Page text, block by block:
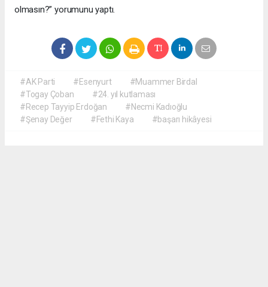
olmasın?” yorumunu yaptı.
#AK Parti #Esenyurt
#Muammer Birdal
#Togay Çoban
#24. yıl kutlaması
#Recep Tayyip Erdoğan
#Necmi Kadıoğlu
#Şenay Değer
#Fethi Kaya #başarı hikâyesi